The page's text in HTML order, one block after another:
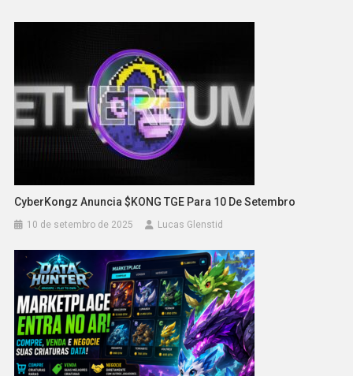
CyberKongz Anuncia $KONG TGE Para 10 De Setembro
10 de setembro de 2025 Lucas Glenstid